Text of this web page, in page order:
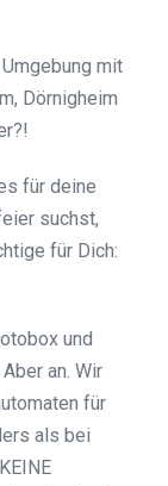
mit
Dörnigheim
für deine
suchst,
für Dich:
und
an. Wir
für
als bei